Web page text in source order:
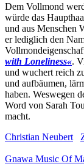
Dem Vollmond
würde das
und aus Menschen
er lediglich den
with Loneliness«.
und wuchert reich
und aufbäumen,
haben. Weswegen
Word von Sarah
macht.
Christian Neubert
Gnawa Music Of